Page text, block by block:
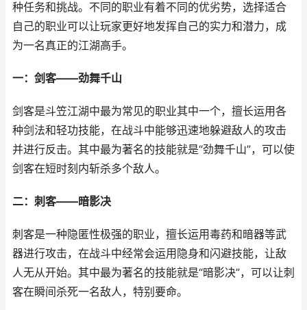
种任务和挑战。不同的职业有着不同的优劣势，选择适合
自己的职业可以让玩家更好地发挥自己的实力和潜力，成
为一名真正的江湖高手。
一：剑客——劲舞千山
剑客是斗笠江湖中最为常见的职业其中一个，擅长运用各
种剑法和轻功技能，在战斗中能够迅速地躲避敌人的攻击
并进行反击。其中最为著名的技能就是“劲舞千山”，可以使
剑客在短时刻内斩杀多个敌人。
二：刺客——暗影决
刺客是一种隐匿性极强的职业，擅长运用毒药和暗器等武
器进行攻击，在战斗中经常会运用隐身和闪避技能，让敌
人无从开始。其中最为著名的技能就是“暗影决”，可以让刺
客在瞬间杀死一名敌人，特别要命。